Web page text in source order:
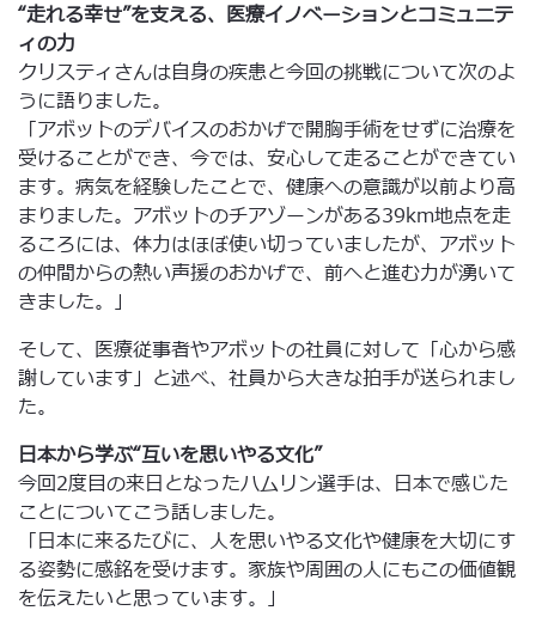
“走れる幸せ”を支える、医療イノベーションとコミュニテ
ィの力
クリスティさんは自身の疾患と今回の挑戦について次のよ
うに語りました。
「アボットのデバイスのおかげで開胸手術をせずに治療を
受けることができ、今では、安心して走ることができてい
ます。病気を経験したことで、健康への意識が以前より高
まりました。アボットのチアゾーンがある39km地点を走
るころには、体力はほぼ使い切っていましたが、アボット
の仲間からの熱い声援のおかげで、前へと進む力が湧いて
きました。」
そして、医療従事者やアボットの社員に対して「心から感
謝しています」と述べ、社員から大きな拍手が送られまし
た。
日本から学ぶ“互いを思いやる文化”
今回2度目の来日となったハムリン選手は、日本で感じた
ことについてこう話しました。
「日本に来るたびに、人を思いやる文化や健康を大切にす
る姿勢に感銘を受けます。家族や周囲の人にもこの価値観
を伝えたいと思っています。」